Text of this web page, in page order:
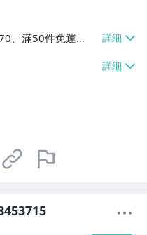
、滿50件免運
【免運費】